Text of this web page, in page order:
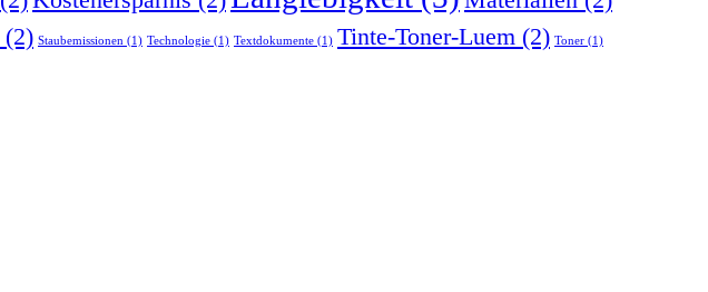
(2) Staubemissionen (1) Technologie (1) Textdokumente (1) Tinte-Toner-Luem (2) Toner (1)